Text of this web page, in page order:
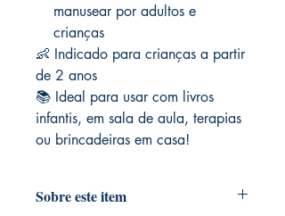
manusear por adultos e
crianças
👶 Indicado para crianças a partir
de 2 anos
📚 Ideal para usar com livros
infantis, em sala de aula, terapias
ou brincadeiras em casa!
Sobre este item